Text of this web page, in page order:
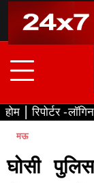
content
होम रिपोर्टर -लॉगिन
मऊ
घोसी